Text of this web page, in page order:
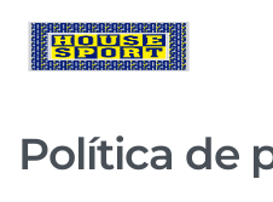
Política de